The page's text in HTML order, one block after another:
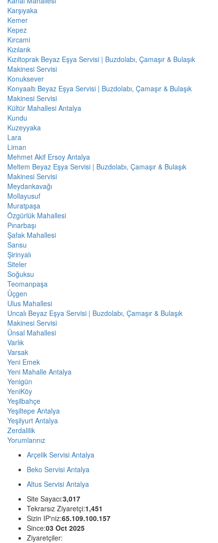
Karşıyaka
Kemer
Kepez
Kırcami
Kızılarık
Kızıltoprak Beyaz Eşya Servisi | Buzdolabı, Çamaşır & Bulaşık
Makinesi Servisi
Konuksever
Konyaaltı Beyaz Eşya Servisi | Buzdolabı, Çamaşır & Bulaşık
Makinesi Servisi
Kültür Mahallesi Antalya
Kundu
Kuzeyyaka
Lara
Liman
Mehmet Akif Ersoy Antalya
Meltem Beyaz Eşya Servisi | Buzdolabı, Çamaşır & Bulaşık
Makinesi Servisi
Meydankavağı
Mollayusuf
Muratpaşa
Özgürlük Mahallesi
Pınarbaşı
Şafak Mahallesi
Sarısu
Şirinyalı
Siteler
Soğuksu
Teomanpaşa
Üçgen
Ulus Mahallesi
Uncalı Beyaz Eşya Servisi | Buzdolabı, Çamaşır & Bulaşık
Makinesi Servisi
Ünsal Mahallesi
Varlık
Varsak
Yeni Emek
Yeni Mahalle Antalya
Yenigün
YeniKöy
Yeşilbahçe
Yeşiltepe Antalya
Yeşilyurt Antalya
Zerdalilik
Yorumlarınız
Arçelik Servisi Antalya
Beko Servisi Antalya
Altus Servisi Antalya
Site Sayacı:3,017
Tekrarsız Ziyaretçi:1,451
Sizin IP'niz:65.109.100.157
Since:03 Oct 2025
Ziyaretçiler: